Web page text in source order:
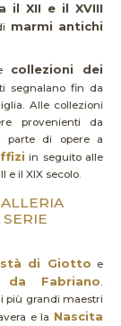
il XII e il XVIII
marmi antichi
collezioni dei
segnalano fin da
Alle collezioni
provenienti da
parte di opere a
in seguito alle
e il XIX secolo.
di Giotto e
Fabriano.
più grandi maestri
e la Nascita